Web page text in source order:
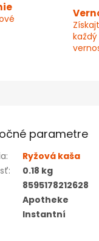
parametre
:
Ryžová kaša
:
0.18 kg
8595178212628
Apotheke
Instantní